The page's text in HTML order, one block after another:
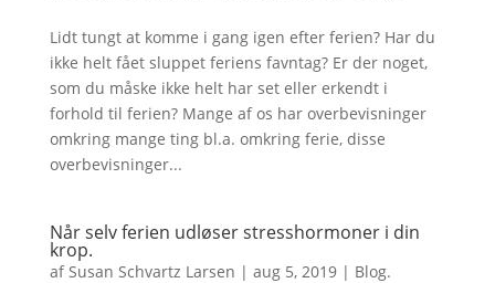
Lidt tungt at komme i gang igen efter ferien? Har du
ikke helt fået sluppet feriens favntag? Er der noget,
som du måske ikke helt har set eller erkendt i
forhold til ferien? Mange af os har overbevisninger
omkring mange ting bl.a. omkring ferie, disse
overbevisninger...
Når selv ferien udløser stresshormoner i din
krop.
af Susan Schvartz Larsen | aug 5, 2019| Blog.